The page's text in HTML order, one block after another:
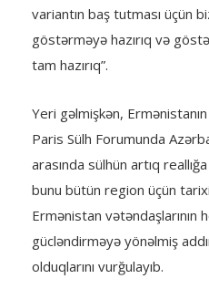
variantın baş tutması üçün
göstərməyə hazırıq və
tam hazırıq”.
Yeri gəlmişkən,
Paris Sülh Forumunda
arasında sülhün artıq
bunu bütün region üçün
Ermənistan vətəndaşlarının
gücləndirməyə yönəlmiş
olduqlarını vurğulayıb.